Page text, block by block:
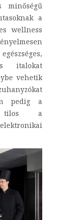
minőségű
a
wellness
italokat
vehetik
pedig a
tilos a